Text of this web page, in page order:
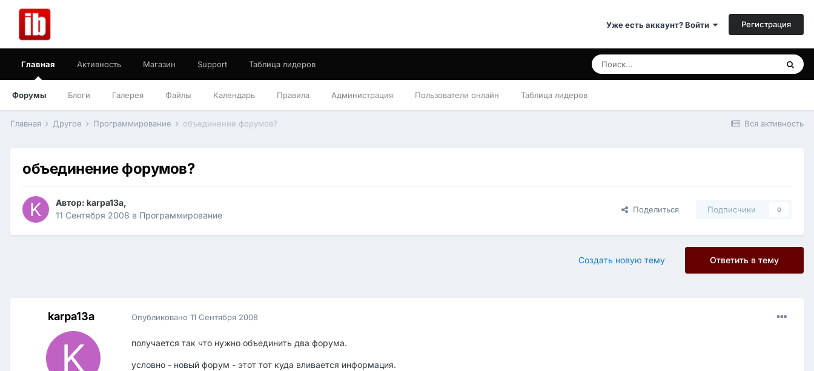
Уже есть аккаунт? Войти Регистрация
Главная
Форумы Блоги Галерея Файлы Календарь Правила Администрация Пользователи онлайн Таблица лидеров
Активность Магазин Support Таблица лидеров
Вся активность
Главная Другое Программирование объединение форумов?
объединение форумов?
Автор: karpa13a,
11 Сентября 2008 в Программирование
Поделиться Подписчики 0
Ответить в тему
Создать новую тему
karpa13a Опубликовано 11 Сентября 2008
получается так что нужно объединить два форума.
условно - новый форум - этот тот куда вливается информация.